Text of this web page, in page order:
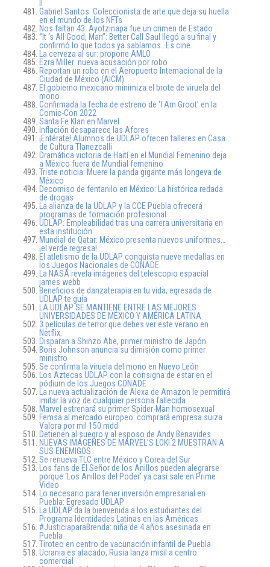
Gabriel Santos: Coleccionista de arte que deja su huella
en el mundo de los NFTs
Nos faltan 43: Ayotzinapa fue un crimen de Estado
‘’It ‘s All Good, Man’’: Better Call Saul llegó a su final y
confirmó lo que todos ya sabíamos…Es cine.
La cerveza al sur: propone AMLO
Ezra Miller: nueva acusación por robo
Reportan un robo en el Aeropuerto Internacional de la
Ciudad de México (AICM)
El gobierno mexicano minimiza el brote de viruela del
mono
Confirmada la fecha de estreno de ‘I Am Groot’ en la
Comic-Con 2022
Santa Fe Klan en Marvel
Inflación desaparece las Afores
¡Entérate! Alumnos de UDLAP ofrecen talleres en Casa
de Cultura Tlanezcalli
Dramática victoria de Haití en el Mundial Femenino deja
a México fuera de Mundial femenino
Triste noticia: Muere la panda gigante más longeva de
México
Decomiso de fentanilo en México: La histórica redada
de drogas
La alianza de la UDLAP y la CCE Puebla ofrecerá
programas de formación profesional
UDLAP: Empleabilidad tras una carrera universitaria en
esta institución
Mundial de Qatar: México presenta nuevos uniformes…
¡el verde regresa!
El atletismo de la UDLAP conquista nueve medallas en
los Juegos Nacionales de CONADE
La NASA revela imágenes del telescopio espacial
james webb
Beneficios de danzaterapia en tu vida, egresada de
UDLAP te guía
LA UDLAP SE MANTIENE ENTRE LAS MEJORES
UNIVERSIDADES DE MÉXICO Y AMÉRICA LATINA
3 películas de terror que debes ver este verano en
Netflix.
Disparan a Shinzo Abe, primer ministro de Japón
Boris Johnson anuncia su dimisión como primer
ministro
Se confirma la viruela del mono en Nuevo León
Los Aztecas UDLAP con la consigna de estar en el
pódium de los Juegos CONADE
La nueva actualización de Alexa de Amazon le permitirá
imitar la voz de cualquier persona fallecida
Marvel estrenará su primer Spider-Man homosexual
Femsa al mercado europeo: comprará empresa suiza
Valora por mil 150 mdd
Detienen al suegro y al esposo de Andy Benavides
NUEVAS IMÁGENES DE MARVEL’S LOKI 2 MUESTRAN A
SUS ENEMIGOS
Se renueva TLC entre México y Corea del Sur
Los fans de El Señor de los Anillos pueden alegrarse
porque ‘Los Anillos del Poder’ ya casi sale en Prime
Video
Lo necesario para tener inversión empresarial en
Puebla: Egresado UDLAP
La UDLAP da la bienvenida a los estudiantes del
Programa Identidades Latinas en las Américas
#JusticiaparaBrenda: niña de 4 años asesinada en
Puebla
Tiroteo en centro de vacunación infantil de Puebla
Ucrania es atacado, Rusia lanza misil a centro
comercial